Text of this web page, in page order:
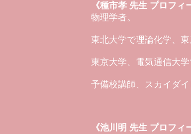
《種市孝 先生 プロフィ
物理学者。
東北大学で理論化学、
東京大学、電気通信大
予備校講師、 スカイダ
《池川明 先生 プロフィ